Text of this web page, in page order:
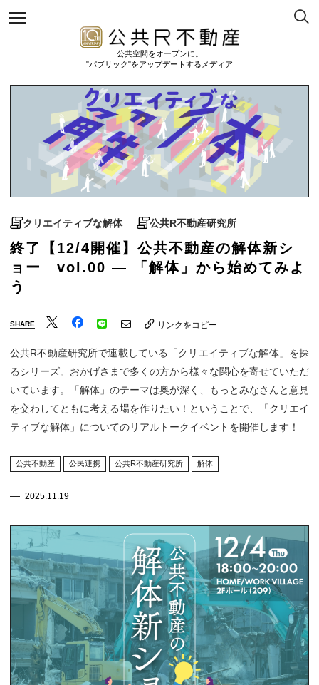
公共空間をオープンに。
"パブリック"をアップデートするメディア
クリエイティブな解体 公共R不動産研究所
終了【12/4開催】公共不動産の解体新シ
ョー vol.00 — 「解体」から始めてみよ
う
SHARE リンクをコピー
公共R不動産研究所で連載している「クリエイティブな解体」を探
るシリーズ。おかげさまで多くの方から様々な関心を寄せていただ
いています。「解体」のテーマは奥が深く、もっとみなさんと意見
を交わしてともに考える場を作りたい！ということで、「クリエイ
ティブな解体」についてのリアルトークイベントを開催します！
公共不動産 公民連携 公共R不動産研究所 解体
2025.11.19